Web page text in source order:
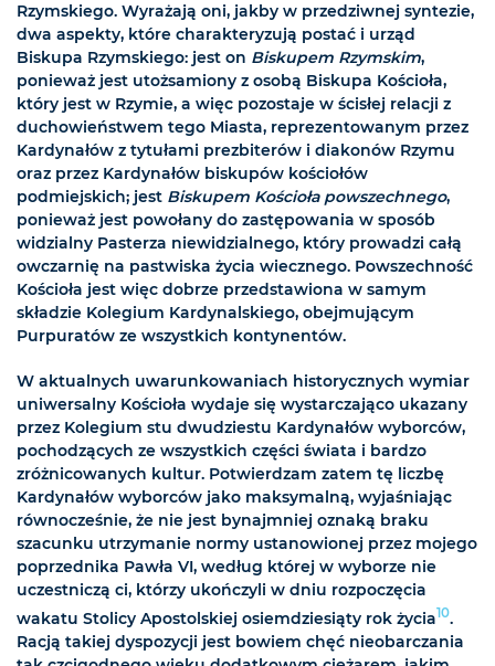
Rzymskiego. Wyrażają oni, jakby w przedziwnej syntezie,
dwa aspekty, które charakteryzują postać i urząd
Biskupa Rzymskiego: jest on Biskupem Rzymskim,
ponieważ jest utożsamiony z osobą Biskupa Kościoła,
który jest w Rzymie, a więc pozostaje w ścisłej relacji z
duchowieństwem tego Miasta, reprezentowanym przez
Kardynałów z tytułami prezbiterów i diakonów Rzymu
oraz przez Kardynałów biskupów kościołów
podmiejskich; jest Biskupem Kościoła powszechnego,
ponieważ jest powołany do zastępowania w sposób
widzialny Pasterza niewidzialnego, który prowadzi całą
owczarnię na pastwiska życia wiecznego. Powszechność
Kościoła jest więc dobrze przedstawiona w samym
składzie Kolegium Kardynalskiego, obejmującym
Purpuratów ze wszystkich kontynentów.
W aktualnych uwarunkowaniach historycznych wymiar
uniwersalny Kościoła wydaje się wystarczająco ukazany
przez Kolegium stu dwudziestu Kardynałów wyborców,
pochodzących ze wszystkich części świata i bardzo
zróżnicowanych kultur. Potwierdzam zatem tę liczbę
Kardynałów wyborców jako maksymalną, wyjaśniając
równocześnie, że nie jest bynajmniej oznaką braku
szacunku utrzymanie normy ustanowionej przez mojego
poprzednika Pawła VI, według której w wyborze nie
uczestniczą ci, którzy ukończyli w dniu rozpoczęcia
wakatu Stolicy Apostolskiej osiemdziesiąty rok życia10.
Racją takiej dyspozycji jest bowiem chęć nieobarczania